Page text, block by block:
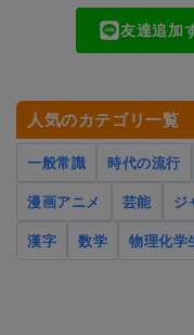
友達追加
人気のカテゴリ一覧
一般常識 時代の流行
漫画アニメ
芸能 ジ
漢字
数学 物理化学